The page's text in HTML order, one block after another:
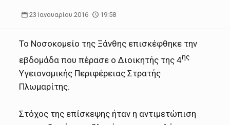
23 Ιανουαρίου 2016 19:58
Το Νοσοκομείο της Ξάνθης επισκέφθηκε την
εβδομάδα που πέρασε ο Διοικητής της 4ης
Υγειονομικής Περιφέρειας Στρατής
Πλωμαρίτης.
Στόχος της επίσκεψης ήταν η αντιμετώπιση